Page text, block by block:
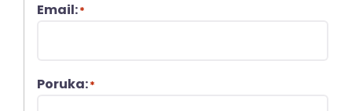
Email:*
Poruka:*